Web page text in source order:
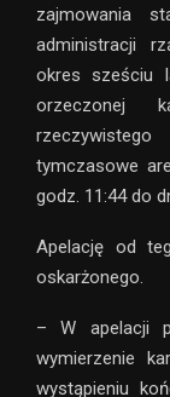
zajmowania
administracji
okres sześciu
orzeczonej
tymczasowe
godz. 11:44 do
Apelację od
oskarżonego.
– W apelacji
wymierzenie
wystąpieniu